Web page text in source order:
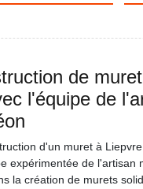
de
l'équipe de
d'un muret à
expérimentée de l'artisan
la création de murets